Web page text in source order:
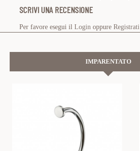
SCRIVI UNA RECENSIONE
Per favore esegui il Login oppure Registrati
IMPARENTATO